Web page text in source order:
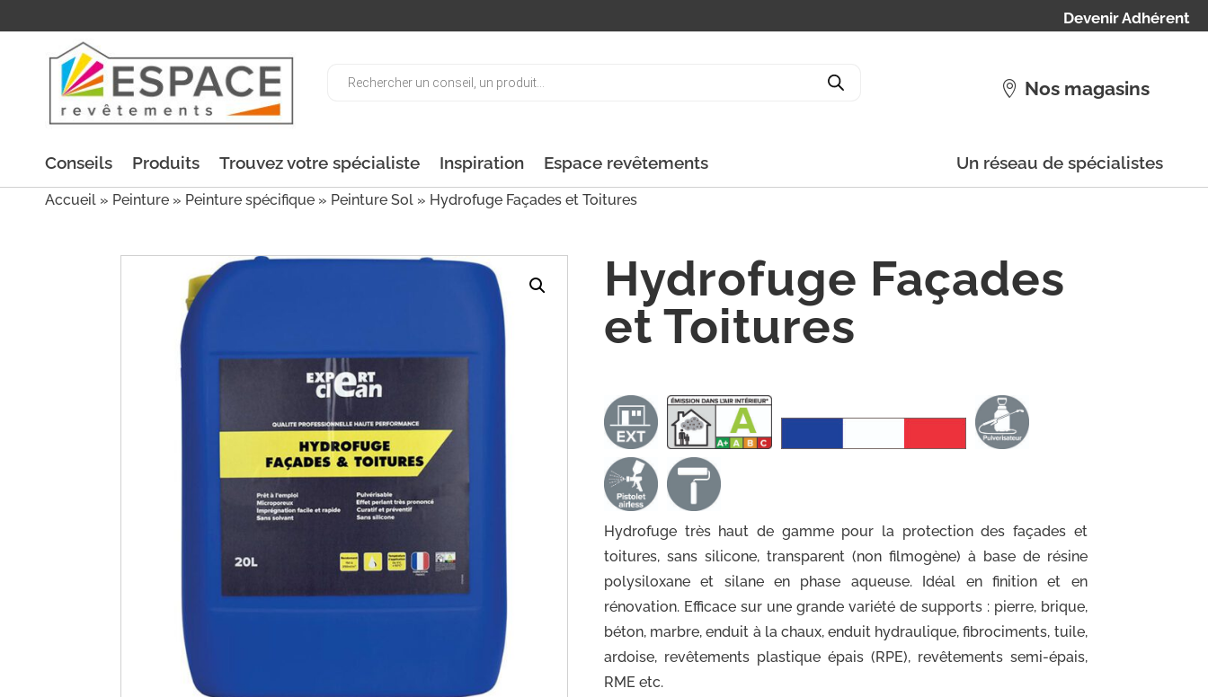
Devenir Adhérent
Nos magasins
Conseils Produits Trouvez votre spécialiste Inspiration Espace revêtements Un réseau de spécialistes
Accueil » Peinture » Peinture spécifique » Peinture Sol » Hydrofuge Façades et Toitures
Hydrofuge Façades
et Toitures
Hydrofuge très haut de gamme pour la protection des façades et
toitures, sans silicone, transparent (non filmogène) à base de résine
polysiloxane et silane en phase aqueuse. Idéal en finition et en
rénovation. Efficace sur une grande variété de supports : pierre, brique,
béton, marbre, enduit à la chaux, enduit hydraulique, fibrociments, tuile,
ardoise, revêtements plastique épais (RPE), revêtements semi-épais,
RME etc.